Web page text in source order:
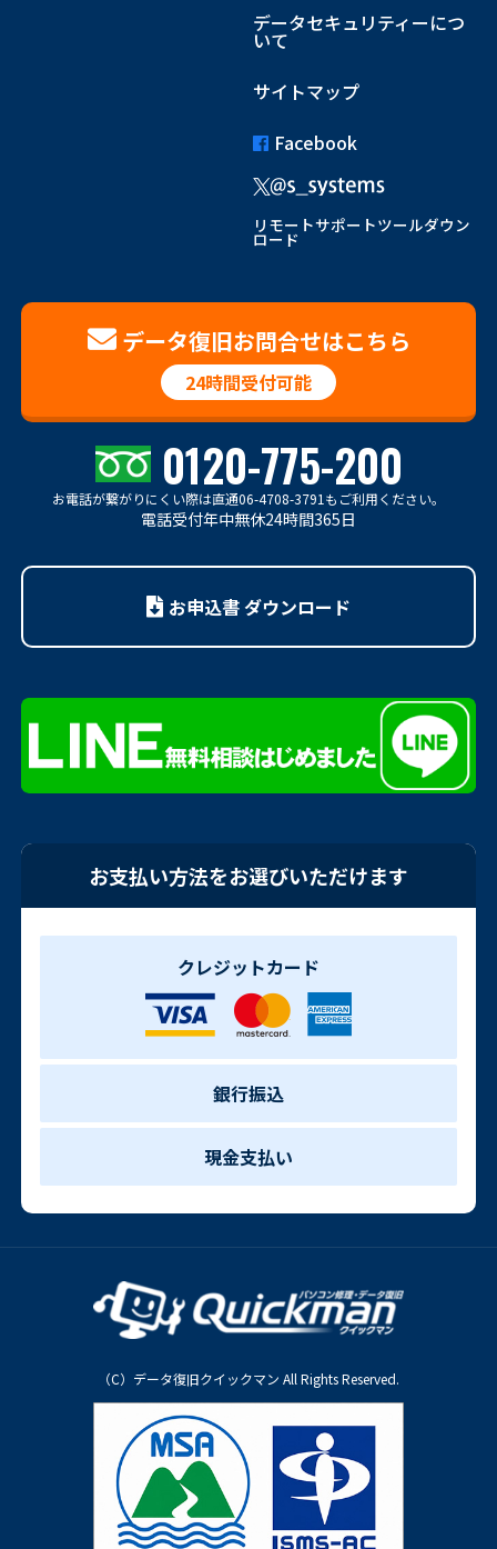
データセキュリティーにつ
いて
サイトマップ
Facebook
リモートサポートツールダウン
ロード
データ復旧お問合せはこちら
24時間受付可能
0120-775-200
お電話が繋がりにくい際は直通06-4708-3791もご利用ください。
電話受付年中無休24時間365日
お申込書 ダウンロード
お支払い方法をお選びいただけます
クレジットカード
銀行振込
現金支払い
（C）データ復旧クイックマン All Rights Reserved.